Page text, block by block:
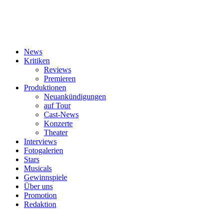
News
Kritiken
Reviews
Premieren
Produktionen
Neuankündigungen
auf Tour
Cast-News
Konzerte
Theater
Interviews
Fotogalerien
Stars
Musicals
Gewinnspiele
Über uns
Promotion
Redaktion